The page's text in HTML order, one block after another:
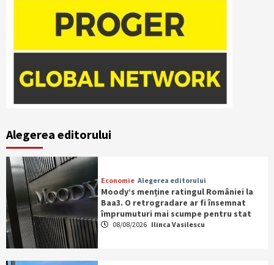
Alegerea editorului
Economie Alegerea editorului
Moody’s menține ratingul României la
Baa3. O retrogradare ar fi însemnat
împrumuturi mai scumpe pentru stat
08/08/2026 Ilinca Vasilescu